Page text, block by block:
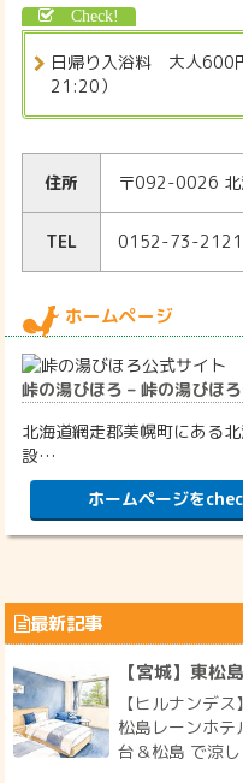
日帰り入浴料 大人
21:20）
住所 〒092-0026 北
TEL 0152-73-2121
ホームページ
峠の湯びほろ – 峠の湯びほ
北海道網走郡美幌町にある
設…
ホームページを
最新記事
【宮城】東松
【ヒルナンデ
松島レーンホ
台＆松島 で涼